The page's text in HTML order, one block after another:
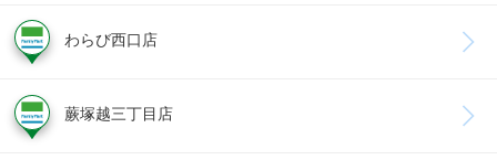
わらび西口店
蕨塚越三丁目店